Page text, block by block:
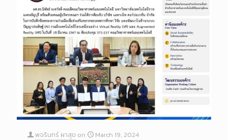
พจรินทร์ ผาสุข on
March 19, 2024